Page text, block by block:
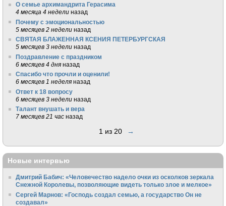
О семье архимандрита Герасима
4 месяца 4 недели назад
Почему с эмоциональностью
5 месяцев 2 недели назад
СВЯТАЯ БЛАЖЕННАЯ КСЕНИЯ ПЕТЕРБУРГСКАЯ
5 месяцев 3 недели назад
Поздравление с праздником
6 месяцев 4 дня назад
Спасибо что прочли и оценили!
6 месяцев 1 неделя назад
Ответ к 18 вопросу
6 месяцев 3 недели назад
Талант внушать и вера
7 месяцев 21 час назад
1 из 20 →
Новые интервью
Дмитрий Бабич: «Человечество надело очки из осколков зеркала
Снежной Королевы, позволяющие видеть только злое и мелкое»
Сергей Марнов: «Господь создал семью, а государство Он не
создавал»